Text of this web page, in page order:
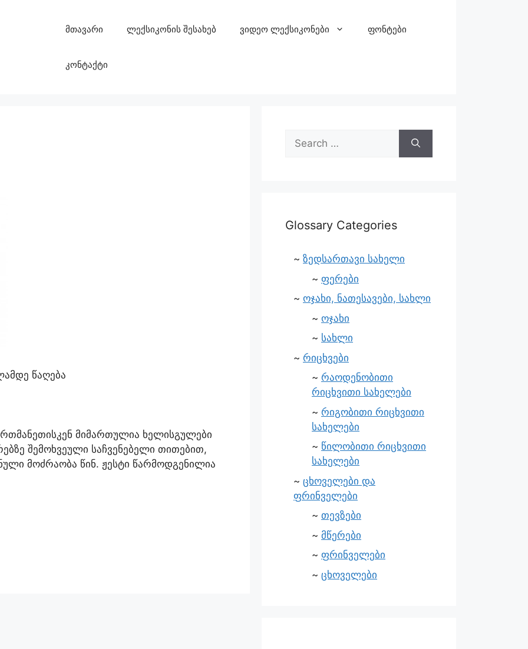
მთავარი ლექსიკონის შესახებ ვიდეო ლექსიკონები ფონტები
კონტაქტი
წაღება
მიმართულია ხელისგულები
შემოხვეული საჩვენებელი თითებით,
მოძრაობა წინ. ჟესტი წარმოდგენილია
Glossary Categories
ზედსართავი სახელი
ფერები
ოჯახი, ნათესავები, სახლი
ოჯახი
სახლი
რიცხვები
რაოდენობითი
რიცხვითი სახელები
რიგობითი რიცხვითი
სახელები
წილობითი რიცხვითი
სახელები
ცხოველები და
ფრინველები
თევზები
მწერები
ფრინველები
ცხოველები